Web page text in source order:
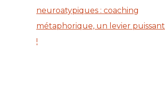
neuroatypiques : coaching
métaphorique, un levier puissant
!